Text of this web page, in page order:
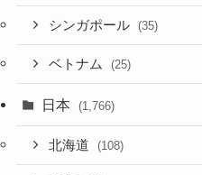
シンガポール (35)
ベトナム (25)
日本 (1,766)
北海道 (108)